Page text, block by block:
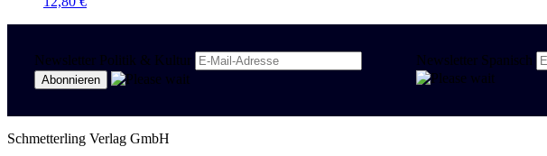
Newsletter Politik & Kultur Newsletter Spanisch
Schmetterling Verlag GmbH